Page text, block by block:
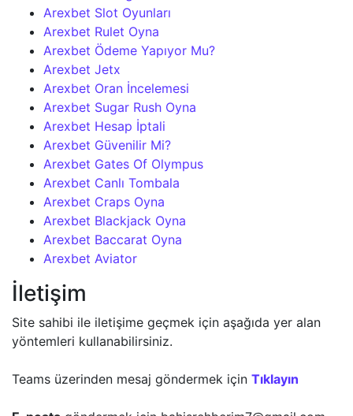
Arexbet Slot Oyunları
Arexbet Rulet Oyna
Arexbet Ödeme Yapıyor Mu?
Arexbet Jetx
Arexbet Oran İncelemesi
Arexbet Sugar Rush Oyna
Arexbet Hesap İptali
Arexbet Güvenilir Mi?
Arexbet Gates Of Olympus
Arexbet Canlı Tombala
Arexbet Craps Oyna
Arexbet Blackjack Oyna
Arexbet Baccarat Oyna
Arexbet Aviator
İletişim
Site sahibi ile iletişime geçmek için aşağıda yer alan
yöntemleri kullanabilirsiniz.
Teams üzerinden mesaj göndermek için Tıklayın